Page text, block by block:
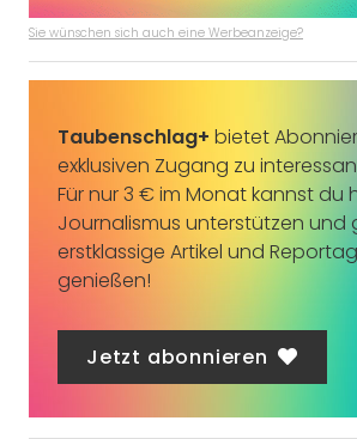
Sie wünschen sich auch eine Werbeanzeige?
Taubenschlag+ bietet
exklusiven Zugang zu
Für nur 3 € im Monat kannst du
Journalismus unterstützen und
erstklassige Artikel und
genießen!
Jetzt abonnieren